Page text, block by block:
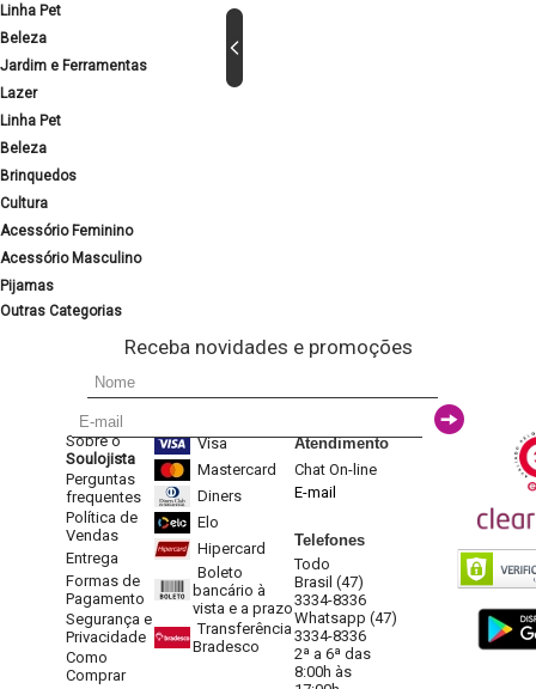
Linha Pet
Beleza
Jardim e Ferramentas
Lazer
Linha Pet
Beleza
Brinquedos
Cultura
Acessório Feminino
Acessório Masculino
Pijamas
Outras Categorias
Receba novidades e promoções
Sobre o
Soulojista
Perguntas
frequentes
Política de
Vendas
Entrega
Formas de
Pagamento
Segurança e
Privacidade
Como
Comprar
Visa
Mastercard
Diners
Elo
Hipercard
Boleto
bancário à
vista e a prazo
Transferência
Bradesco
Atendimento
Chat On-line
E-mail
Telefones
Todo
Brasil (47)
3334-8336
Whatsapp (47)
3334-8336
2ª a 6ª das
8:00h às